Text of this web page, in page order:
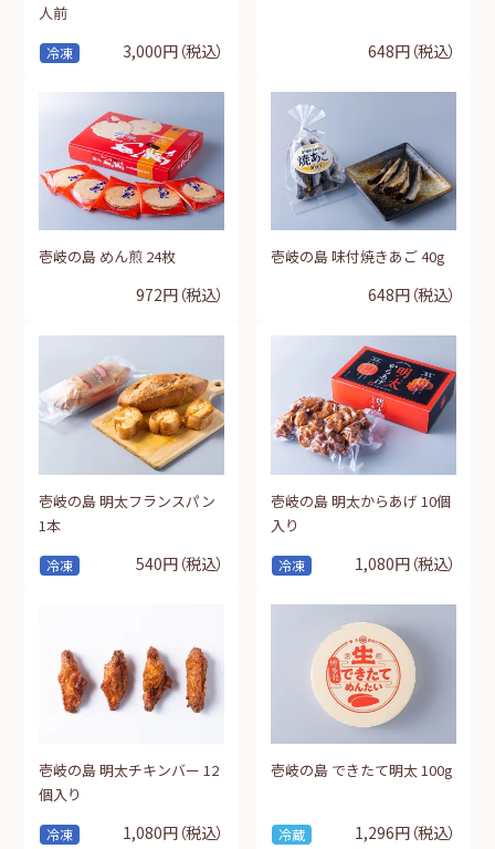
冷凍
人前
3,000円（税込） 648円（税込）
壱岐の島 めん煎 24枚
972円（税込）
壱岐の島 味付焼きあご 40g
648円（税込）
冷凍
壱岐の島 明太フランスパン
1本
540円（税込） 冷凍
壱岐の島 明太からあげ 10個
入り
1,080円（税込）
冷凍
壱岐の島 明太チキンバー 12
個入り
1,080円（税込） 冷蔵
壱岐の島 できたて明太 100g
1,296円（税込）